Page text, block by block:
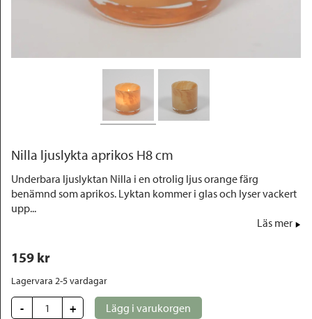
Nilla ljuslykta aprikos H8 cm
Underbara ljuslyktan Nilla i en otrolig ljus orange färg
benämnd som aprikos. Lyktan kommer i glas och lyser vackert
upp...
Läs mer
159 kr
Lagervara 2-5 vardagar
- + Lägg i varukorgen